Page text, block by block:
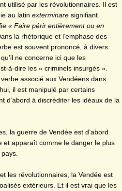
utilisé par les révolutionnaires. Il est
au latin exterminare signifiant
« Faire périr entièrement ou en
la rhétorique et l’emphase des
est souvent prononcé, à divers
ne concerne ici que les
à-dire les « criminels insurgés ».
associé aux Vendéens dans
il est manipulé par certains
d’abord à discréditer les idéaux de la
la guerre de Vendée est d’abord
et apparaît comme le danger le plus
les révolutionnaires, la Vendée est
extérieurs. Et il est vrai que les